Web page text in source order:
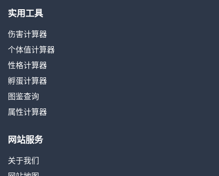
实用工具
伤害计算器
个体值计算器
性格计算器
孵蛋计算器
图鉴查询
属性计算器
网站服务
关于我们